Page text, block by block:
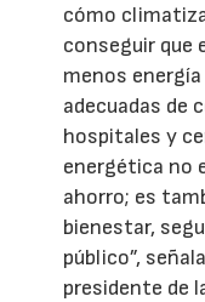
cómo
conseguir que
menos
adecuadas de
hospitales y
energética no
ahorro; es
bienestar,
público”,
presidente de